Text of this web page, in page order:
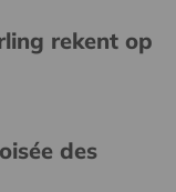
rekent op
des